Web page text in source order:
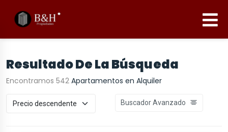
Resultado De La Búsqueda
Encontramos 542 Apartamentos en Alquiler
Buscador Avanzado